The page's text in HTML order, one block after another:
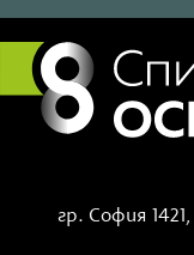
гр. София 1421,